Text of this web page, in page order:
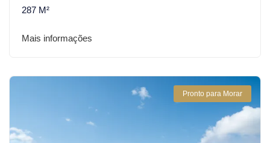
287 M²
Mais informações
Pronto para Morar